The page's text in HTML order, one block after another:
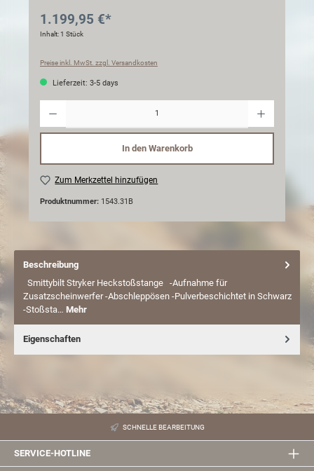
1.199,95 €*
Inhalt:1 Stück
Preise inkl. MwSt. zzgl. Versandkosten
Lieferzeit: 3-5 days
In den Warenkorb
Zum Merkzettel hinzufügen
Produktnummer: 1543.31B
Beschreibung
Smittybilt Stryker Heckstoßstange -Aufnahme für
Zusatzscheinwerfer -Abschleppösen -Pulverbeschichtet in Schwarz
-Stoßsta… Mehr
Eigenschaften
SCHNELLE BEARBEITUNG
SERVICE-HOTLINE